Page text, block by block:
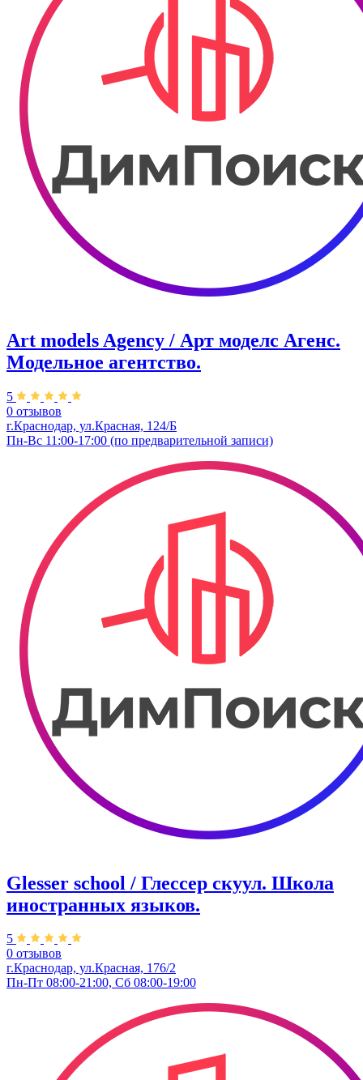
Art models Agency / Арт моделс Агенс.
Модельное агентство.
5
0 отзывов
г.Краснодар, ул.​Красная, 124/Б
Пн-Вс 11:00-17:00 (по предварительной записи)
Glesser school / Глессер скуул. Школа
иностранных языков.
5
0 отзывов
г.Краснодар, ул.Красная, 176/2
Пн-Пт 08:00-21:00, Сб 08:00-19:00